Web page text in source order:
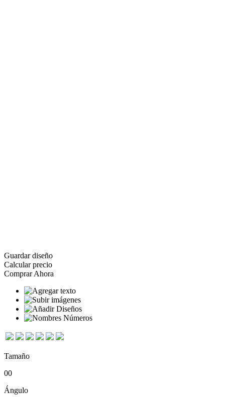
Guardar diseño
Calcular precio
Comprar Ahora
Tamaño
00
Ángulo